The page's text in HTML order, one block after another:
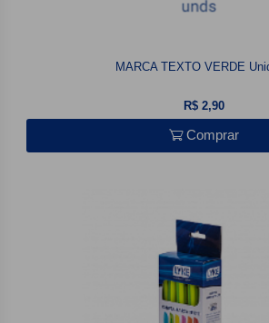
MARCA TEXTO VERDE
R$ 2,90
Comprar